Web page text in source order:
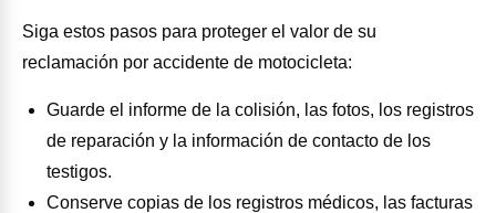
Siga estos pasos para proteger el valor de su
reclamación por accidente de motocicleta:
Guarde el informe de la colisión, las fotos, los registros
de reparación y la información de contacto de los
testigos.
Conserve copias de los registros médicos, las facturas